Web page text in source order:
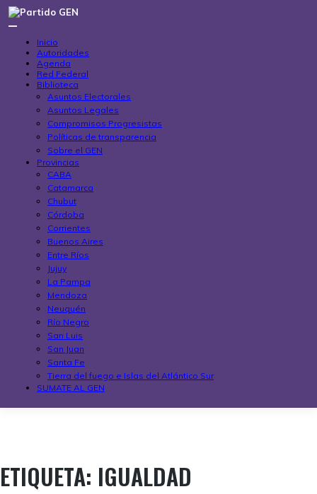
Saltar
contenido
Inicio
Autoridades
Agenda
Red Federal
Biblioteca
Asuntos Electorales
Asuntos Legales
Compromisos Progresistas
Políticas de transparencia
Sobre el GEN
Provincias
CABA
Catamarca
Chubut
Córdoba
Corrientes
Buenos Aires
Entre Ríos
Jujuy
La Pampa
Mendoza
Neuquén
Río Negro
San Luis
San Juan
Santa Fe
Tierra del fuego e Islas del Atlántico Sur
SUMATE AL GEN
ETIQUETA: IGUALDAD